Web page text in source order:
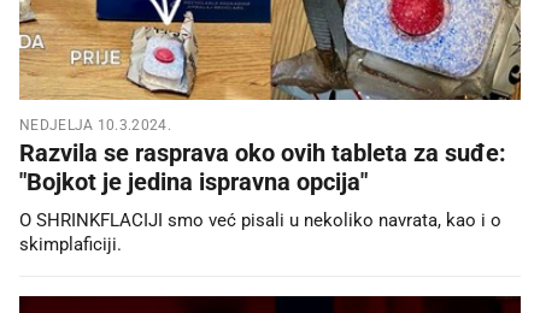
NEDJELJA 10.3.2024.
Razvila se rasprava oko ovih tableta za suđe:
"Bojkot je jedina ispravna opcija"
O SHRINKFLACIJI smo već pisali u nekoliko navrata, kao i o
skimplaficiji.